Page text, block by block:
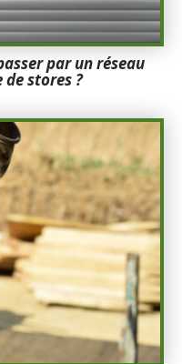
par un réseau
stores ?